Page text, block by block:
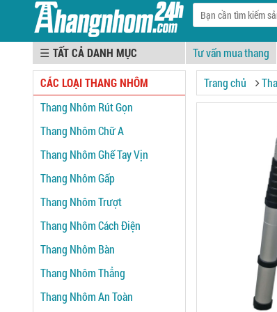
☰ Tư vấn mua thang
Trang chủ
CÁC LOẠI THANG NHÔM
Thang Nhôm Rút Gọn
Thang Nhôm Chữ A
Thang Nhôm Ghế Tay Vịn
Thang Nhôm Gấp
Thang Nhôm Trượt
Thang Nhôm Cách Điện
Thang Nhôm Bàn
Thang Nhôm Thẳng
Thang Nhôm An Toàn